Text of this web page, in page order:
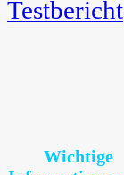
Testbericht
Wichtige